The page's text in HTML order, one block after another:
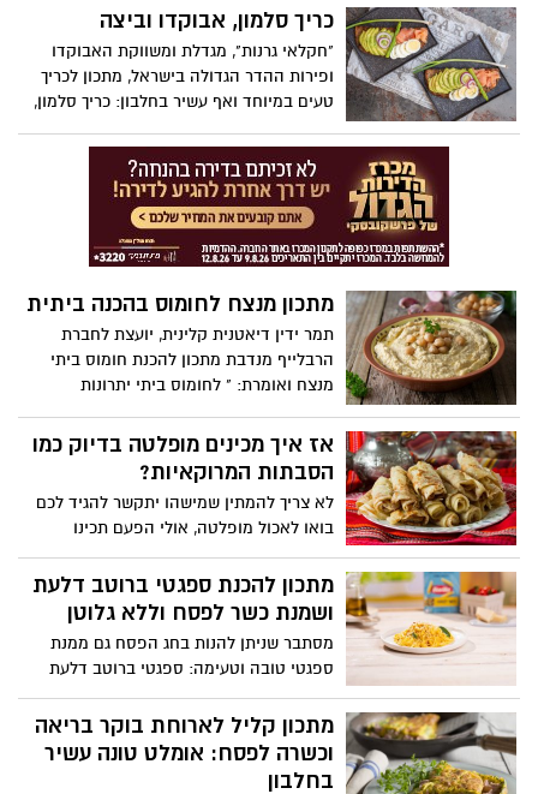
רוטב טחינה עשיר בסגנון אסיאתי, הנצלים על
המנגל או בתנור. המתכון קל להכנה ומתאים
לחגיגה משפחתית על האש, כתוספת וכמנה
לצמחונים.
כריך סלמון, אבוקדו וביצה
"חקלאי גרנות", מגדלת ומשווקת האבוקדו
ופירות ההדר הגדולה בישראל, מתכון לכריך
טעים במיוחד ואף עשיר בחלבון: כריך סלמון,
להתאים כארוחת בוקר או ערב, או כמנת
ביניים במסגרת תפריט מאוזן, ליחיד ולזוג.
מתכון מנצח לחומוס בהכנה ביתית
תמר ידין דיאטנית קלינית, יועצת לחברת
הרבלייף מנדבת מתכון להכנת חומוס ביתי
מנצח ואומרת: " לחומוס ביתי יתרונות
העוזרים לשמור על הבריאים ומותירים אותנו
שבעים לאורך זמן. בשונה מהחומוס הקנוי, אין
בו חומרים משמרים או עודפי סוכר והוא מלא
בחלבון ובוויטמינים בריאים. למקסום האפקט
הבריאותי, מומלץ להגישו כמטבל לצד ירקות
חיים במגוון הצבעים או עם פיתות מכוסמין."
אז איך מכינים מופלטה בדיוק כמו
הסבתות המרוקאיות?
לא צריך להמתין שמישהו יתקשר להגיד לכם
בואו לאכול מופלטה, אולי הפעם תכינו
בעצמכם? קבלו מתכון של הסבתות מפעם וגם
סרטון של שף גיא פרץ, מומחה מספר אחד
בישראל לבישול המרוקאי
מתכון להכנת ספגטי ברוטב דלעת
ושמנת כשר לפסח וללא גלוטן
מסתבר שניתן להנות בחג הפסח גם ממנת
ספגטי טובה וטעימה: ספגטי ברוטב דלעת
ושמנת, ללא גלוטן, מנה המשלבת טעמים
מעודנים עם מרקם קרמי ועשיר, היישר
מהמטבח האיטלקי. מדובר במנה אידיאלית
להגשה בערב החג כמנה עיקרית או כתוספת,
מתכון קליל לארוחת בוקר בריאה
וכשרה לפסח: אומלט טונה עשיר
בחלבון